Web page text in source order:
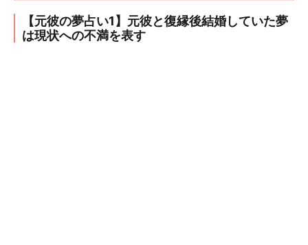
【元彼の夢占い1】元彼と復縁後結婚していた夢
は現状への不満を表す